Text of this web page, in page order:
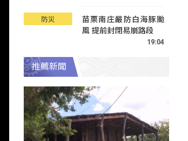
防災
苗栗南庄嚴防白海豚颱
風 提前封閉易崩路段
19:04
推薦新聞